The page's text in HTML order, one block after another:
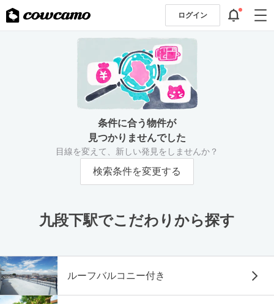
ログイン
条件に合う物件が
見つかりませんでした
目線を変えて、新しい発見をしませんか？
検索条件を変更する
九段下駅でこだわりから探す
ルーフバルコニー付き